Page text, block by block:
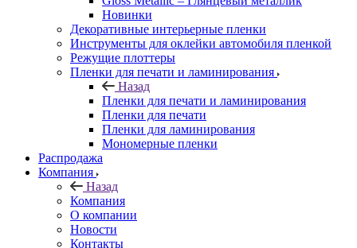
Новинки
Декоративные интерьерные пленки
Инструменты для оклейки автомобиля пленкой
Режущие плоттеры
Пленки для печати и ламинирования
Назад
Пленки для печати и ламинирования
Пленки для печати
Пленки для ламинирования
Мономерные пленки
Распродажа
Компания
Назад
Компания
О компании
Новости
Контакты